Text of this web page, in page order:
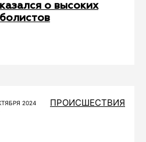
о высоких
2024
ПРОИСШЕСТВИЯ